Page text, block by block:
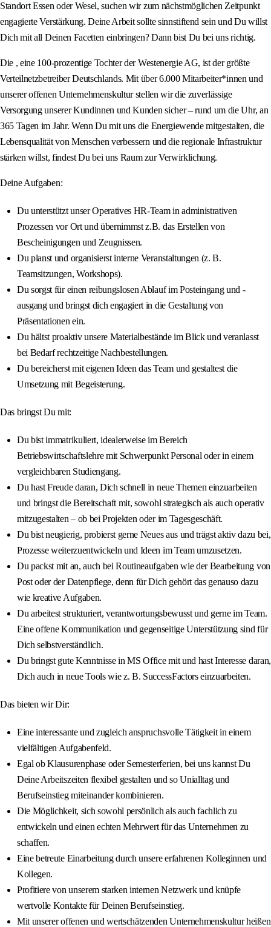
Standort Essen oder Wesel, suchen wir zum nächstmöglichen Zeitpunkt
engagierte Verstärkung. Deine Arbeit sollte sinnstiftend sein und Du willst
Dich mit all Deinen Facetten einbringen? Dann bist Du bei uns richtig.
Die , eine 100-prozentige Tochter der Westenergie AG, ist der größte
Verteilnetzbetreiber Deutschlands. Mit über 6.000 Mitarbeiter*innen und
unserer offenen Unternehmenskultur stellen wir die zuverlässige
Versorgung unserer Kundinnen und Kunden sicher – rund um die Uhr, an
365 Tagen im Jahr. Wenn Du mit uns die Energiewende mitgestalten, die
Lebensqualität von Menschen verbessern und die regionale Infrastruktur
stärken willst, findest Du bei uns Raum zur Verwirklichung.
Deine Aufgaben:
Du unterstützt unser Operatives HR-Team in administrativen
Prozessen vor Ort und übernimmst z.B. das Erstellen von
Bescheinigungen und Zeugnissen.
Du planst und organisierst interne Veranstaltungen (z. B.
Teamsitzungen, Workshops).
Du sorgst für einen reibungslosen Ablauf im Posteingang und -
ausgang und bringst dich engagiert in die Gestaltung von
Präsentationen ein.
Du hältst proaktiv unsere Materialbestände im Blick und veranlasst
bei Bedarf rechtzeitige Nachbestellungen.
Du bereicherst mit eigenen Ideen das Team und gestaltest die
Umsetzung mit Begeisterung.
Das bringst Du mit:
Du bist immatrikuliert, idealerweise im Bereich
Betriebswirtschaftslehre mit Schwerpunkt Personal oder in einem
vergleichbaren Studiengang.
Du hast Freude daran, Dich schnell in neue Themen einzuarbeiten
und bringst die Bereitschaft mit, sowohl strategisch als auch operativ
mitzugestalten – ob bei Projekten oder im Tagesgeschäft.
Du bist neugierig, probierst gerne Neues aus und trägst aktiv dazu bei,
Prozesse weiterzuentwickeln und Ideen im Team umzusetzen.
Du packst mit an, auch bei Routineaufgaben wie der Bearbeitung von
Post oder der Datenpflege, denn für Dich gehört das genauso dazu
wie kreative Aufgaben.
Du arbeitest strukturiert, verantwortungsbewusst und gerne im Team.
Eine offene Kommunikation und gegenseitige Unterstützung sind für
Dich selbstverständlich.
Du bringst gute Kenntnisse in MS Office mit und hast Interesse daran,
Dich auch in neue Tools wie z. B. SuccessFactors einzuarbeiten.
Das bieten wir Dir:
Eine interessante und zugleich anspruchsvolle Tätigkeit in einem
vielfältigen Aufgabenfeld.
Egal ob Klausurenphase oder Semesterferien, bei uns kannst Du
Deine Arbeitszeiten flexibel gestalten und so Unialltag und
Berufseinstieg miteinander kombinieren.
Die Möglichkeit, sich sowohl persönlich als auch fachlich zu
entwickeln und einen echten Mehrwert für das Unternehmen zu
schaffen.
Eine betreute Einarbeitung durch unsere erfahrenen Kolleginnen und
Kollegen.
Profitiere von unserem starken internen Netzwerk und knüpfe
wertvolle Kontakte für Deinen Berufseinstieg.
Mit unserer offenen und wertschätzenden Unternehmenskultur heißen